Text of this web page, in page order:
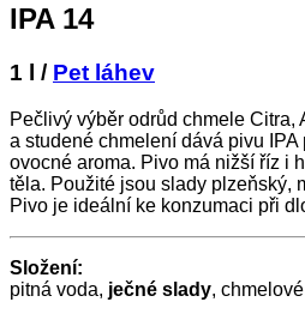
IPA 14
1 l / Pet láhev
Pečlivý výběr odrůd chmele Citra,
a studené chmelení dává pivu
ovocné aroma. Pivo má nižší říz i
těla. Použité jsou slady plzeňský,
Pivo je ideální ke konzumaci při
Složení:
pitná voda, ječné slady,